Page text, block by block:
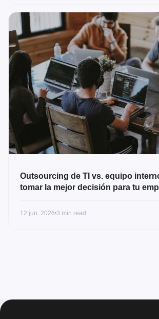
Outsourcing de TI vs. equipo
tomar la mejor decisión para tu
12 jun. 2026 3 min read